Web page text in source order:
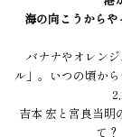
海の向こうから
バナナやオレン
ル」。いつの頃か
吉本 宏と宮良当明
て